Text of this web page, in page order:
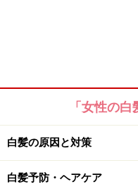
「女性の
白髪の原因と対策
白髪予防・ヘアケア